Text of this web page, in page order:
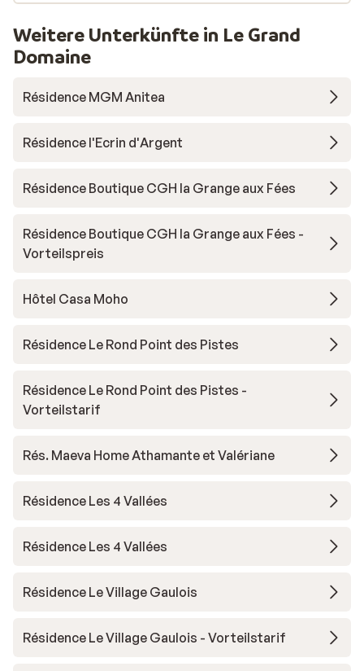
Weitere Unterkünfte in Le Grand
Domaine
Résidence MGM Anitea
Résidence l'Ecrin d'Argent
Résidence Boutique CGH la Grange aux Fées
Résidence Boutique CGH la Grange aux Fées -
Vorteilspreis
Hôtel Casa Moho
Résidence Le Rond Point des Pistes
Résidence Le Rond Point des Pistes -
Vorteilstarif
Rés. Maeva Home Athamante et Valériane
Résidence Les 4 Vallées
Résidence Les 4 Vallées
Résidence Le Village Gaulois
Résidence Le Village Gaulois - Vorteilstarif